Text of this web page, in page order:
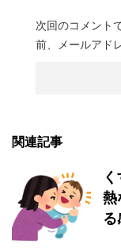
次回のコメント
前、メールアド
関連記事
熱
る